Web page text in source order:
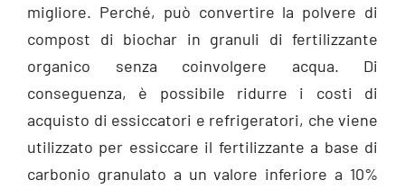
migliore. Perché, può convertire la polvere di
compost di biochar in granuli di fertilizzante
organico senza coinvolgere acqua. Di
conseguenza, è possibile ridurre i costi di
acquisto di essiccatori e refrigeratori, che viene
utilizzato per essiccare il fertilizzante a base di
carbonio granulato a un valore inferiore a 10%